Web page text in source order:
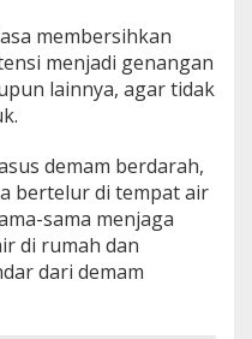
membersihkan
menjadi genangan
lainnya, agar tidak
demam berdarah,
bertelur di tempat air
sama menjaga
di rumah dan
dari demam